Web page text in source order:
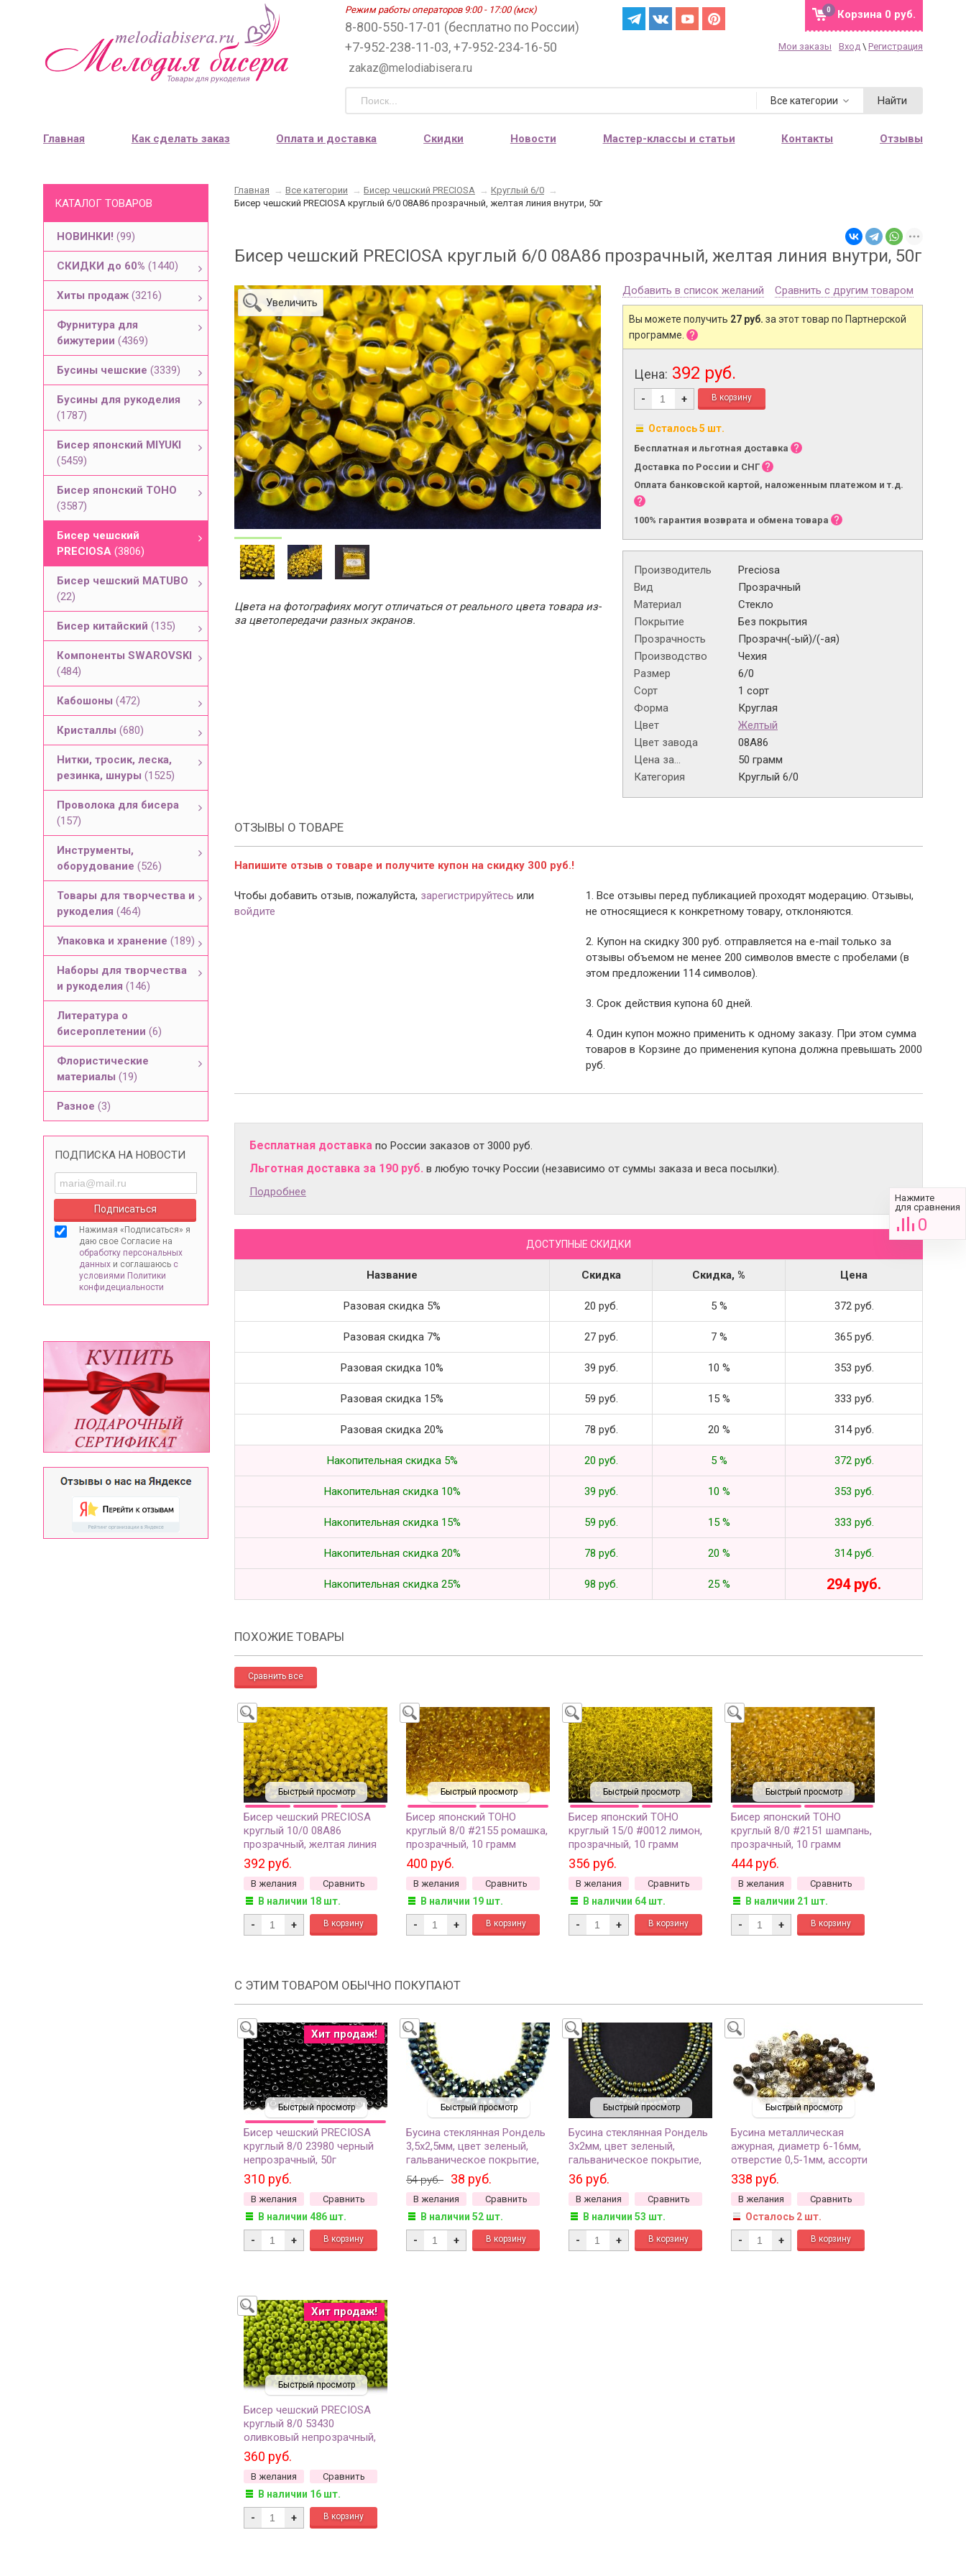
Режим работы операторов 9:00 - 17:00 (мск)
8-800-550-17-01 (бесплатно по России)
+7-952-238-11-03, +7-952-234-16-50
zakaz@melodiabisera.ru
Корзина 0 руб.
0
Мои заказы Вход \ Регистрация
Все категории Найти
Главная Как сделать заказ Оплата и доставка Скидки Новости Мастер-классы и статьи Контакты Отзывы
КАТАЛОГ ТОВАРОВ
НОВИНКИ! (99)
СКИДКИ до 60% (1440)
Хиты продаж (3216)
Фурнитура для
бижутерии (4369)
Бусины чешские (3339)
Бусины для рукоделия
(1787)
Бисер японский MIYUKI
(5459)
Бисер японский TOHO
(3587)
Бисер чешский
PRECIOSA (3806)
Бисер чешский MATUBO
(22)
Бисер китайский (135)
Компоненты SWAROVSKI
(484)
Кабошоны (472)
Кристаллы (680)
Нитки, тросик, леска,
резинка, шнуры (1525)
Проволока для бисера
(157)
Инструменты,
оборудование (526)
Товары для творчества и
рукоделия (464)
Упаковка и хранение (189)
Наборы для творчества
и рукоделия (146)
Литература о
бисероплетении (6)
Флористические
материалы (19)
Разное (3)
ПОДПИСКА НА НОВОСТИ
Нажимая «Подписаться» я
даю свое Согласие на
обработку персональных
данных и соглашаюсь с
условиями Политики
конфидециальности
Главная → Все категории → Бисер чешский PRECIOSA → Круглый 6/0 →
Бисер чешский PRECIOSA круглый 6/0 08А86 прозрачный, желтая линия внутри, 50г
Бисер чешский PRECIOSA круглый 6/0 08А86 прозрачный, желтая линия внутри, 50г
Увеличить
Цвета на фотографиях могут отличаться от реального цвета товара из-
за цветопередачи разных экранов.
Добавить в список желаний Сравнить с другим товаром
Вы можете получить 27 руб. за этот товар по Партнерской
программе.
Цена: 392 руб.
- +
Осталось 5 шт.
Бесплатная и льготная доставка
Доставка по России и СНГ
Оплата банковской картой, наложенным платежом и т.д.
100% гарантия возврата и обмена товара
Производитель
Preciosa
Вид
Прозрачный
Материал
Стекло
Покрытие
Без покрытия
Прозрачность
Прозрачн(-ый)/(-ая)
Производство
Чехия
Размер
6/0
Сорт
1 сорт
Форма
Круглая
Цвет
Желтый
Цвет завода
08A86
Цена за...
50 грамм
Категория
Круглый 6/0
ОТЗЫВЫ О ТОВАРЕ
Напишите отзыв о товаре и получите купон на скидку 300 руб.!
Чтобы добавить отзыв, пожалуйста, зарегистрируйтесь или
войдите
1. Все отзывы перед публикацией проходят модерацию. Отзывы,
не относящиеся к конкретному товару, отклоняются.
2. Купон на скидку 300 руб. отправляется на e-mail только за
отзывы объемом не менее 200 символов вместе с пробелами (в
этом предложении 114 символов).
3. Срок действия купона 60 дней.
4. Один купон можно применить к одному заказу. При этом сумма
товаров в Корзине до применения купона должна превышать 2000
руб.
Бесплатная доставка по России заказов от 3000 руб.
Льготная доставка за 190 руб. в любую точку России (независимо от суммы заказа и веса посылки).
Подробнее
ДОСТУПНЫЕ СКИДКИ
Название Скидка Скидка, % Цена
Разовая скидка 5% 20 руб. 5 % 372 руб.
Разовая скидка 7% 27 руб. 7 % 365 руб.
Разовая скидка 10% 39 руб. 10 % 353 руб.
Разовая скидка 15% 59 руб. 15 % 333 руб.
Разовая скидка 20% 78 руб. 20 % 314 руб.
Накопительная скидка 5% 20 руб. 5 % 372 руб.
Накопительная скидка 10% 39 руб. 10 % 353 руб.
Накопительная скидка 15% 59 руб. 15 % 333 руб.
Накопительная скидка 20% 78 руб. 20 % 314 руб.
Накопительная скидка 25% 98 руб. 25 % 294 руб.
ПОХОЖИЕ ТОВАРЫ
Быстрый просмотр
Бисер чешский PRECIOSA
круглый 10/0 08A86
прозрачный, желтая линия
внутри, 1 сорт, 50г
392 руб.
В желания Сравнить
В наличии 18 шт.
- +
Быстрый просмотр
Бисер японский TOHO
круглый 8/0 #2155 ромашка,
прозрачный, 10 грамм
400 руб.
В желания Сравнить
В наличии 19 шт.
- +
Быстрый просмотр
Бисер японский TOHO
круглый 15/0 #0012 лимон,
прозрачный, 10 грамм
356 руб.
В желания Сравнить
В наличии 64 шт.
- +
Быстрый просмотр
Бисер японский TOHO
круглый 8/0 #2151 шампань,
прозрачный, 10 грамм
444 руб.
В желания Сравнить
В наличии 21 шт.
- +
С ЭТИМ ТОВАРОМ ОБЫЧНО ПОКУПАЮТ
Быстрый просмотр
Хит продаж!
Бисер чешский PRECIOSA
круглый 8/0 23980 черный
непрозрачный, 50г
310 руб.
В желания Сравнить
В наличии 486 шт.
- +
Быстрый просмотр
Бусина стеклянная Рондель
3,5х2,5мм, цвет зеленый,
гальваническое покрытие,
501-008, 20шт
54 руб. 38 руб.
В желания Сравнить
В наличии 52 шт.
- +
Быстрый просмотр
Бусина стеклянная Рондель
3х2мм, цвет зеленый,
гальваническое покрытие,
501-006, 20шт
36 руб.
В желания Сравнить
В наличии 53 шт.
- +
Быстрый просмотр
Бусина металлическая
ажурная, диаметр 6-16мм,
отверстие 0,5-1мм, ассорти
цветов, 504-015, 100шт
338 руб.
В желания Сравнить
Осталось 2 шт.
- +
Быстрый просмотр
Хит продаж!
Бисер чешский PRECIOSA
круглый 8/0 53430
оливковый непрозрачный,
50г
360 руб.
В желания Сравнить
В наличии 16 шт.
- +
Нажмите
для сравнения
0